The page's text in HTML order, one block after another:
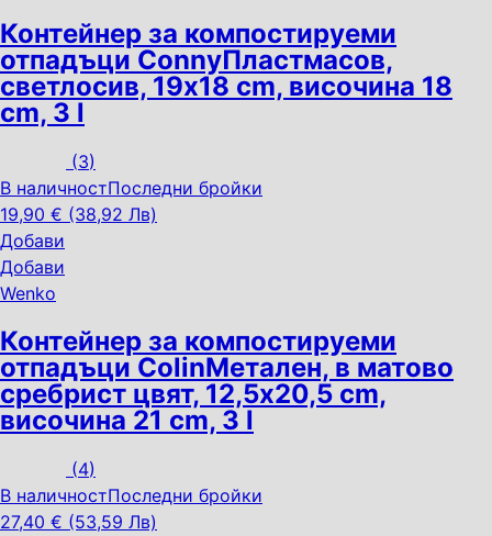
Контейнер за компостируеми
отпадъци ConnyПластмасов,
светлосив, 19x18 cm, височина 18
cm, 3 l
(3)
В наличностПоследни бройки
19,90 € (38,92 Лв)
Добави
Добави
Wenko
Контейнер за компостируеми
отпадъци ColinМетален, в матово
сребрист цвят, 12,5x20,5 cm,
височина 21 cm, 3 l
(4)
В наличностПоследни бройки
27,40 € (53,59 Лв)